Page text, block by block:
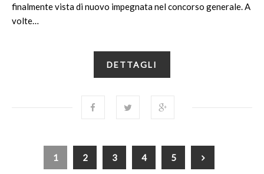
finalmente vista di nuovo impegnata nel concorso generale. A
volte…
DETTAGLI
1 2 3 4 5